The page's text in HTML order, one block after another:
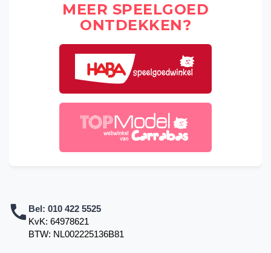
MEER SPEELGOED
ONTDEKKEN?
Bel: 010 422 5525
KvK: 64978621
BTW: NL002225136B81